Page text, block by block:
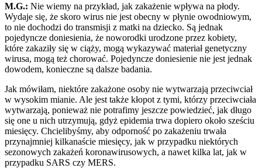
M.G.: Nie wiemy na przykład, jak zakażenie wpływa na płody.
Wydaje się, że skoro wirus nie jest obecny w płynie owodniowym,
to nie dochodzi do transmisji z matki na dziecko. Są jednak
pojedyncze doniesienia, że noworodki urodzone przez kobiety,
które zakaziły się w ciąży, mogą wykazywać materiał genetyczny
wirusa, mogą też chorować. Pojedyncze doniesienie nie jest jednak
dowodem, konieczne są dalsze badania.
Jak mówiłam, niektóre zakażone osoby nie wytwarzają przeciwciał
w wysokim mianie. Ale jest także kłopot z tymi, którzy przeciwciała
wytwarzają, ponieważ nie potrafimy jeszcze powiedzieć, jak długo
się one u nich utrzymują, gdyż epidemia trwa dopiero około sześciu
miesięcy. Chcielibyśmy, aby odporność po zakażeniu trwała
przynajmniej kilkanaście miesięcy, jak w przypadku niektórych
sezonowych zakażeń koronawirusowych, a nawet kilka lat, jak w
przypadku SARS czy MERS.